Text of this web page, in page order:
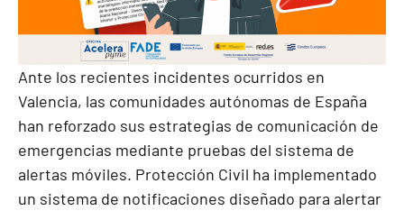
Ante los recientes incidentes ocurridos en
Valencia, las comunidades autónomas de España
han reforzado sus estrategias de comunicación de
emergencias mediante pruebas del sistema de
alertas móviles. Protección Civil ha implementado
un sistema de notificaciones diseñado para alertar